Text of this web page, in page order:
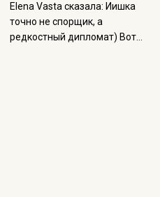
Elena Vasta сказалa: Иишка
точно не спорщик, а
редкостный дипломат) Вот,